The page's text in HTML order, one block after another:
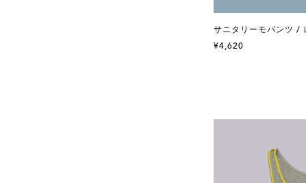
サニタリーモパンツ /
¥4,620